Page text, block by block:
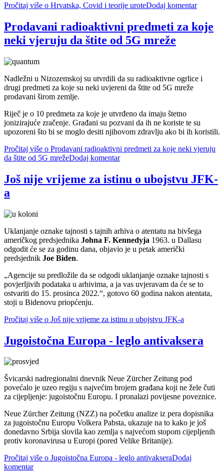
Pročitaj više o Hrvatska, Covid i teorije uroteDodaj komentar
Prodavani radioaktivni predmeti za koje
neki vjeruju da štite od 5G mreže
Nadležni u Nizozemskoj su utvrdili da su radioaktivne ogrlice i
drugi predmeti za koje su neki uvjereni da štite od 5G mreže
prodavani širom zemlje.
Riječ je o 10 predmeta za koje je utvrđeno da imaju štetno
jonizirajuće zračenje. Građani su pozvani da ih ne koriste te su
upozoreni što bi se moglo desiti njihovom zdravlju ako bi ih koristili.
Pročitaj više o Prodavani radioaktivni predmeti za koje neki vjeruju
da štite od 5G mrežeDodaj komentar
Još nije vrijeme za istinu o ubojstvu JFK-
a
Uklanjanje oznake tajnosti s tajnih arhiva o atentatu na bivšega
američkog predsjednika Johna F. Kennedyja 1963. u Dallasu
odgodit će se za godinu dana, objavio je u petak američki
predsjednik Joe Biden.
Agencije su predložile da se odgodi uklanjanje oznake tajnosti s
povjerljivih podataka u arhivima, a ja vas uvjeravam da će se to
ostvariti do 15. prosinca 2022. , gotovo 60 godina nakon atentata,
stoji u Bidenovu priopćenju.
Pročitaj više o Još nije vrijeme za istinu o ubojstvu JFK-a
Jugoistočna Europa - leglo antivaksera
Švicarski nadregionalni dnevnik Neue Zürcher Zeitung pod
povećalo je uzeo regiju s najvećim brojem građana koji ne žele čuti
za cijepljenje: jugoistočnu Europu. I pronalazi povijesne poveznice.
Neue Zürcher Zeitung (NZZ) na početku analize iz pera dopisnika
za jugoistočnu Europu Volkera Pabsta, ukazuje na to kako je još
donedavno Srbija slovila kao zemlja s najvećom stopom cijepljenih
protiv koronavirusa u Europi (pored Velike Britanije).
Pročitaj više o Jugoistočna Europa - leglo antivakseraDodaj
komentar